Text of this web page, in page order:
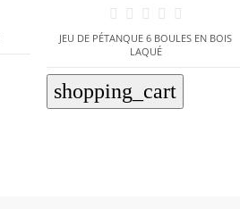
JEU DE PÉTANQUE 6 BOULES EN BOIS
LAQUÉ
shopping_cart